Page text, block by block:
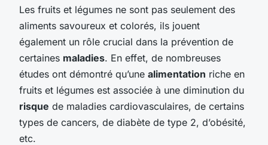
Les fruits et légumes ne sont pas seulement des
aliments savoureux et colorés, ils jouent
également un rôle crucial dans la prévention de
certaines maladies. En effet, de nombreuses
études ont démontré qu’une alimentation riche en
fruits et légumes est associée à une diminution du
risque de maladies cardiovasculaires, de certains
types de cancers, de diabète de type 2, d’obésité,
etc.